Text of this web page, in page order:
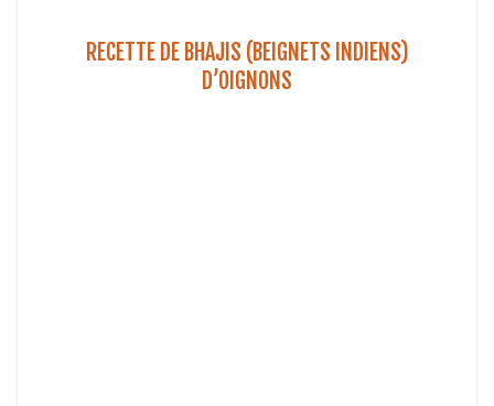
RECETTE DE BHAJIS (BEIGNETS INDIENS)
D’OIGNONS